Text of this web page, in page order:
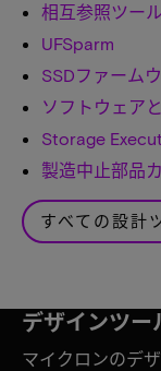
相互参照ツール
UFSparm
SSDファーム
ソフトウェア
Storage
製造中止部品
すべての設計
デザインツー
マイクロンのデ